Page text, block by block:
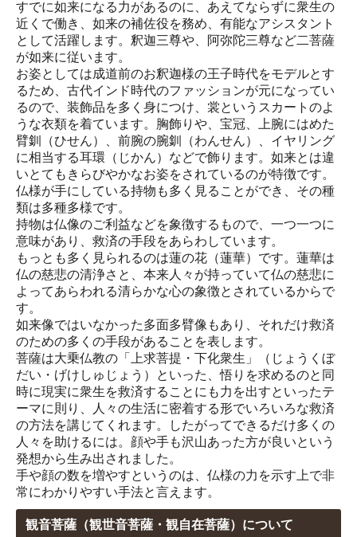
すでに如来になる力があるのに、あえてならずに衆生の
近くで働き、如来の補佐役を務め、有能なアシスタント
として活躍します。釈迦三尊や、阿弥陀三尊など二菩薩
が如来に従います。
お姿としては成道前のお釈迦様の王子時代をモデルとす
るため、古代インド時代のファッションが元になってい
るので、装飾品を多く身につけ、裳というスカートのよ
うな衣類を着ています。胸飾りや、宝冠、上腕にはめた
臂釧（ひせん）、前腕の腕釧（わんせん）、イヤリング
に相当する耳環（じかん）などで飾ります。如来とは違
いとてもきらびやかなお姿をされているのが特徴です。
仏様が手にしている持物も多く見ることができ、その種
類は多種多様です。
持物は仏像のご利益などを象徴するもので、一つ一つに
意味があり、救済の手段をあらわしています。
もっとも多く見られるのは蓮の花（蓮華）です。蓮華は
仏の慈悲の清浄さと、本来人々が持っていて仏の慈悲に
よってあらわれる清らかな心の象徴とされているからで
す。
如来像ではいなかった多面多臂像もあり、それだけ救済
のための多くの手段があることを表します。
菩薩は大乗仏教の「上求菩提・下化衆生」（じょうくぼ
だい・げけしゅじょう）といった、悟りを求めるのと同
時に現実に衆生を救済することにも力を出すといったテ
ーマに則り、人々の生活に密着する形でいろいろな救済
の方法を講じてくれます。したがってできるだけ多くの
人々を助けるには。顔や手も沢山あった方が良いという
発想から生み出されました。
手や顔の数を増やすというのは、仏様の力を示す上で非
常にわかりやすい手法と言えます。
観音菩薩（観世音菩薩・観自在菩薩）について